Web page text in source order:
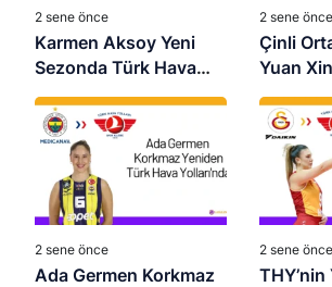
2 sene önce
Karmen Aksoy Yeni
Sezonda Türk Hava
Yolları’nda
2 sene önce
Çinli
Yuan
2 sene önce
Ada Germen Korkmaz
2 sene önce